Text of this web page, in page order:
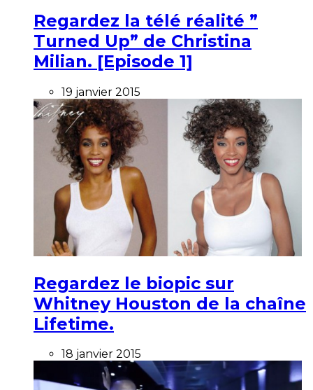
Regardez la télé réalité ”
Turned Up” de Christina
Milian. [Episode 1]
19 janvier 2015
Regardez le biopic sur
Whitney Houston de la chaîne
Lifetime.
18 janvier 2015